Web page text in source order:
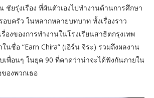
ชัยรุ่งเรือง ที่ผันตัวเองไปทำงานด้านการศึกษา
บครัว ในหลากหลายบทบาท ทั้งเรื่องราว
องของการทำงานในโรงเรียนสาธิตกรุงเทพ
นชื่อ “Earn Chira” (เอิร์น จิระ) รวมถึงผลงาน
เพื่อนๆ ในยุค 90 ที่คาดว่าน่าจะได้ฟังกันภายใน
องพวกเธอ